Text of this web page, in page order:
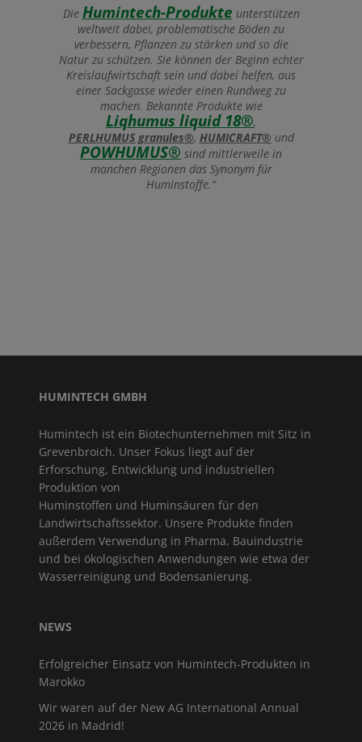
Die Humintech-Produkte unterstützen
weltweit dabei, problematische Böden zu
verbessern, Pflanzen zu stärken und so die
Natur zu schützen. Sie können der Beginn echter
Kreislaufwirtschaft sein und dabei helfen, aus
einer Sackgasse wieder einen Rundweg zu
machen. Bekannte Produkte wie
Liqhumus liquid 18®,
PERLHUMUS granules®, HUMICRAFT® und
POWHUMUS® sind mittlerweile in
manchen Regionen das Synonym für
Huminstoffe.“
HUMINTECH GMBH
Humintech ist ein Biotechunternehmen mit Sitz in
Grevenbroich. Unser Fokus liegt auf der
Erforschung, Entwicklung und industriellen
Produktion von
Huminstoffen und Huminsäuren für den
Landwirtschaftssektor. Unsere Produkte finden
außerdem Verwendung in Pharma, Bauindustrie
und bei ökologischen Anwendungen wie etwa der
Wasserreinigung und Bodensanierung.
NEWS
Erfolgreicher Einsatz von Humintech-Produkten in
Marokko
Wir waren auf der New AG International Annual
2026 in Madrid!